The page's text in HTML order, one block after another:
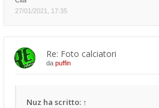
27/01/2021, 17:35
Re: Foto calciatori
da puffin
Nuz ha scritto: ↑